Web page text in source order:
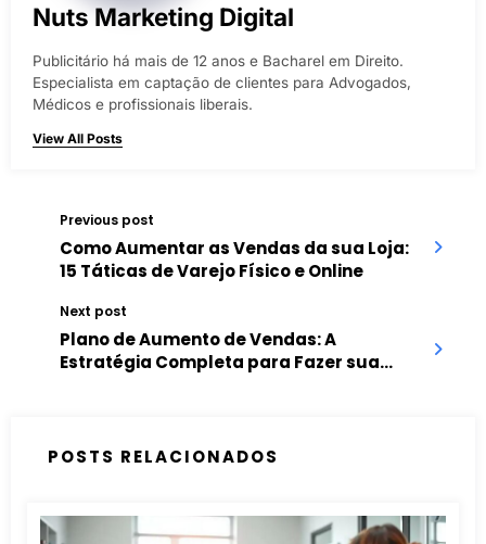
Nuts Marketing Digital
Publicitário há mais de 12 anos e Bacharel em Direito.
Especialista em captação de clientes para Advogados,
Médicos e profissionais liberais.
View All Posts
Previous post
Como Aumentar as Vendas da sua Loja:
15 Táticas de Varejo Físico e Online
Next post
Plano de Aumento de Vendas: A
Estratégia Completa para Fazer sua
POSTS RELACIONADOS